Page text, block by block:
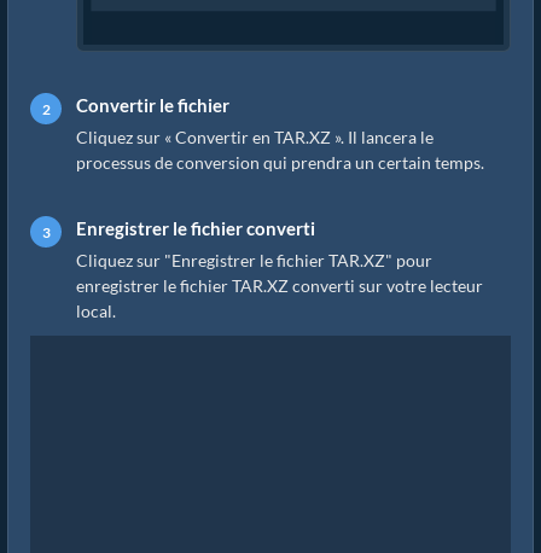
Convertir le fichier
Cliquez sur « Convertir en TAR.XZ ». Il lancera le
processus de conversion qui prendra un certain temps.
Enregistrer le fichier converti
Cliquez sur "Enregistrer le fichier TAR.XZ" pour
enregistrer le fichier TAR.XZ converti sur votre lecteur
local.